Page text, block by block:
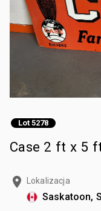
Lot 5278
Case 2 ft x 5
Lokalizacja
Saskatoon,